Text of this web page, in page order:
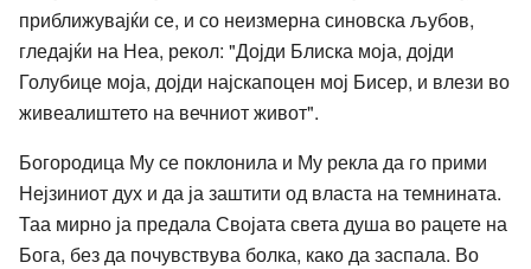
приближувајќи се, и со неизмерна синовска љубов,
гледајќи на Неа, рекол: "Дојди Блиска моја, дојди
Голубице моја, дојди најскапоцен мој Бисер, и влези во
живеалиштето на вечниот живот".
Богородица Му се поклонила и Му рекла да го прими
Нејзиниот дух и да ја заштити од власта на темнината.
Таа мирно ја предала Својата света душа во рацете на
Бога, без да почувствува болка, како да заспала. Во